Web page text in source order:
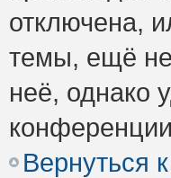
отключена,
темы, ещё не
неё, однако
Вернуться